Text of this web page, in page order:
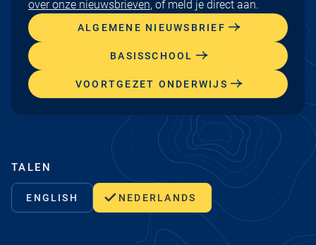
over onze nieuwsbrieven, of meld je direct aan.
ALGEMENE NIEUWSBRIEF
BASISSCHOOL
VOORTGEZET ONDERWIJS
TALEN
ENGLISH NEDERLANDS